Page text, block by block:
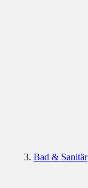
Bad & Sanitär